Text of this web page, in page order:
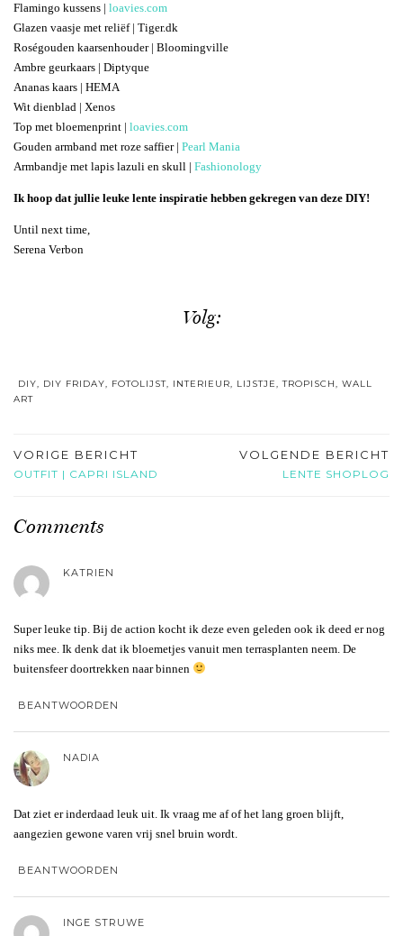
Flamingo kussens | loavies.com
Glazen vaasje met reliëf | Tiger.dk
Roségouden kaarsenhouder | Bloomingville
Ambre geurkaars | Diptyque
Ananas kaars | HEMA
Wit dienblad | Xenos
Top met bloemenprint | loavies.com
Gouden armband met roze saffier | Pearl Mania
Armbandje met lapis lazuli en skull | Fashionology
Ik hoop dat jullie leuke lente inspiratie hebben gekregen van deze DIY!
Until next time,
Serena Verbon
Volg:
DIY, DIY FRIDAY, FOTOLIJST, INTERIEUR, LIJSTJE,TROPISCH, WALL
ART
VORIGE BERICHT
OUTFIT | CAPRI ISLAND
VOLGENDE BERICHT
LENTE SHOPLOG
Comments
KATRIEN
Super leuke tip. Bij de action kocht ik deze even geleden ook ik deed er nog
niks mee. Ik denk dat ik bloemetjes vanuit men terrasplanten neem. De
buitensfeer doortrekken naar binnen
BEANTWOORDEN
NADIA
Dat ziet er inderdaad leuk uit. Ik vraag me af of het lang groen blijft,
aangezien gewone varen vrij snel bruin wordt.
BEANTWOORDEN
INGE STRUWE